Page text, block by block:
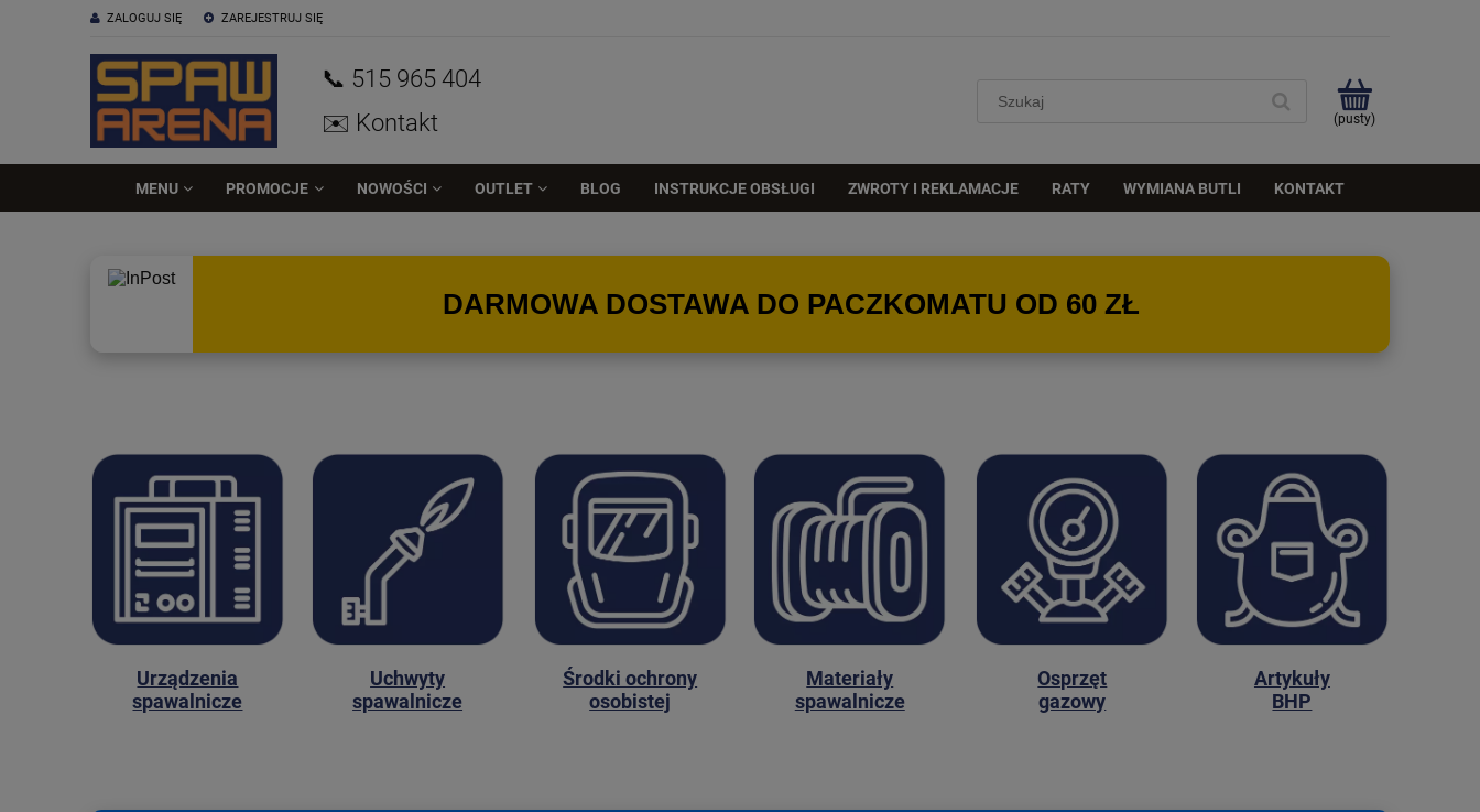
ZAREJESTRUJ SIĘ
ZALOGUJ SIĘ
📞 515 965 404
✉️ Kontakt
(pusty)
MENU PROMOCJE NOWOŚCI OUTLET BLOG INSTRUKCJE OBSŁUGI ZWROTY I REKLAMACJE RATY WYMIANA BUTLI KONTAKT
DARMOWA DOSTAWA DO PACZKOMATU OD 60 ZŁ
Urządzenia
spawalnicze
Uchwyty
spawalnicze
Środki ochrony
osobistej
Materiały
spawalnicze
Osprzęt
gazowy
Artykuły
BHP